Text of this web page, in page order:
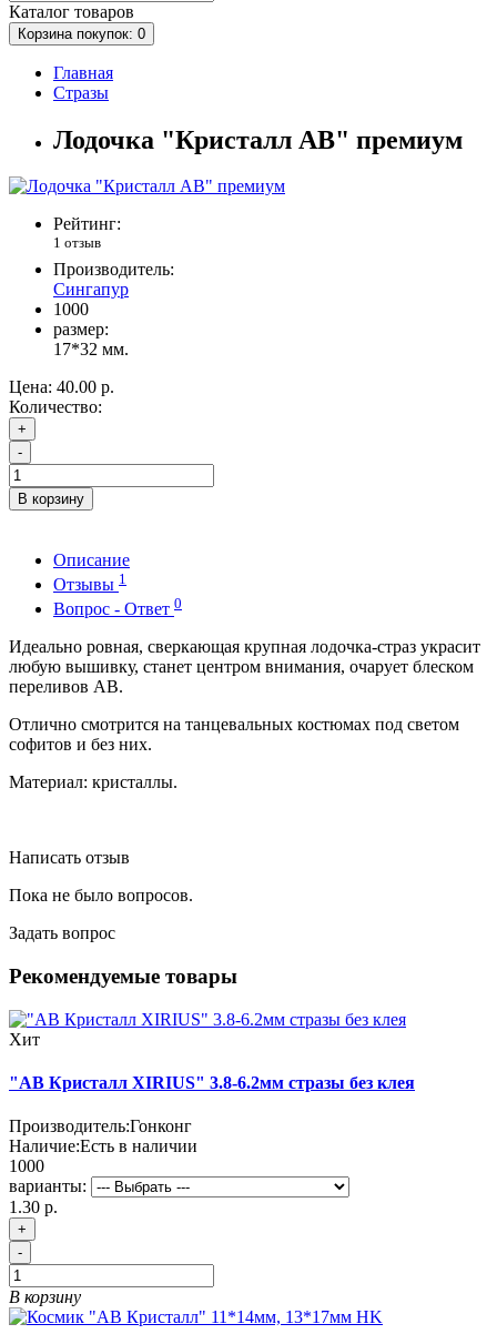
Каталог товаров
Корзина покупок: 0
Главная
Стразы
Лодочка "Кристалл АВ" премиум
Рейтинг:
1 отзыв
Производитель:
Сингапур
1000
размер:
17*32 мм.
Цена: 40.00 р.
Количество:
+
-
В корзину
Описание
Отзывы 1
Вопрос - Ответ 0
Идеально ровная, сверкающая крупная лодочка-страз украсит
любую вышивку, станет центром внимания, очарует блеском
переливов АВ.
Отлично смотрится на танцевальных костюмах под светом
софитов и без них.
Материал: кристаллы.
Написать отзыв
Пока не было вопросов.
Задать вопрос
Рекомендуемые товары
Хит
"АВ Кристалл XIRIUS" 3.8-6.2мм стразы без клея
Производитель:Гонконг
Наличие:Есть в наличии
1000
варианты:
1.30 р.
+
-
В корзину